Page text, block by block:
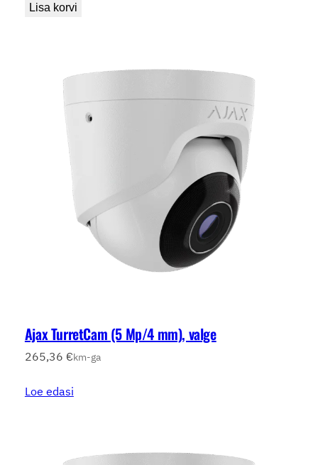
Lisa korvi
Ajax TurretCam (5 Mp/4 mm), valge
265,36 €km-ga
Loe edasi